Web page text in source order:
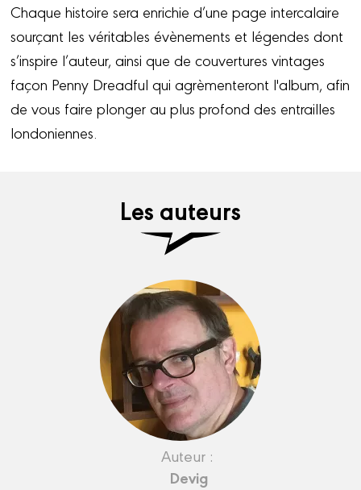
Chaque histoire sera enrichie d’une page intercalaire
sourçant les véritables évènements et légendes dont
s’inspire l’auteur, ainsi que de couvertures vintages
façon Penny Dreadful qui agrèmenteront l'album, afin
de vous faire plonger au plus profond des entrailles
londoniennes.
Les auteurs
Auteur :
Devig